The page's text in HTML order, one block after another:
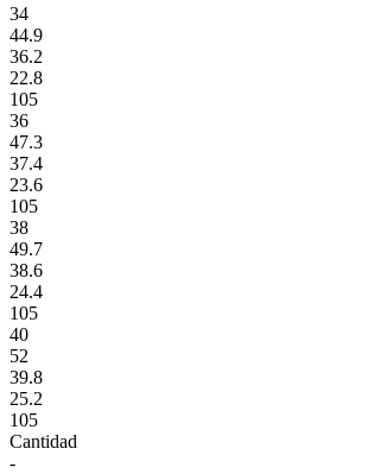
34
44.9
36.2
22.8
105
36
47.3
37.4
23.6
105
38
49.7
38.6
24.4
105
40
52
39.8
25.2
105
Cantidad
-